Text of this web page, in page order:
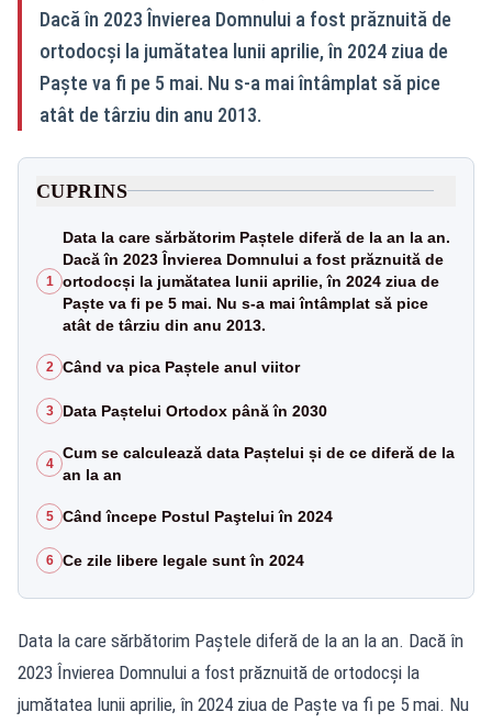
Dacă în 2023 Învierea Domnului a fost prăznuită de
ortodocși la jumătatea lunii aprilie, în 2024 ziua de
Paște va fi pe 5 mai. Nu s-a mai întâmplat să pice
atât de târziu din anu 2013.
CUPRINS
1
Data la care sărbătorim Paștele diferă de la an la an.
Dacă în 2023 Învierea Domnului a fost prăznuită de
ortodocși la jumătatea lunii aprilie, în 2024 ziua de
Paște va fi pe 5 mai. Nu s-a mai întâmplat să pice
atât de târziu din anu 2013.
2 Când va pica Paștele anul viitor
3 Data Paștelui Ortodox până în 2030
4
Cum se calculează data Paștelui și de ce diferă de la
an la an
5 Când începe Postul Paştelui în 2024
6 Ce zile libere legale sunt în 2024
Data la care sărbătorim Paștele diferă de la an la an. Dacă în
2023 Învierea Domnului a fost prăznuită de ortodocși la
jumătatea lunii aprilie, în 2024 ziua de Paște va fi pe 5 mai. Nu